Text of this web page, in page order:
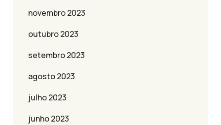
novembro 2023
outubro 2023
setembro 2023
agosto 2023
julho 2023
junho 2023